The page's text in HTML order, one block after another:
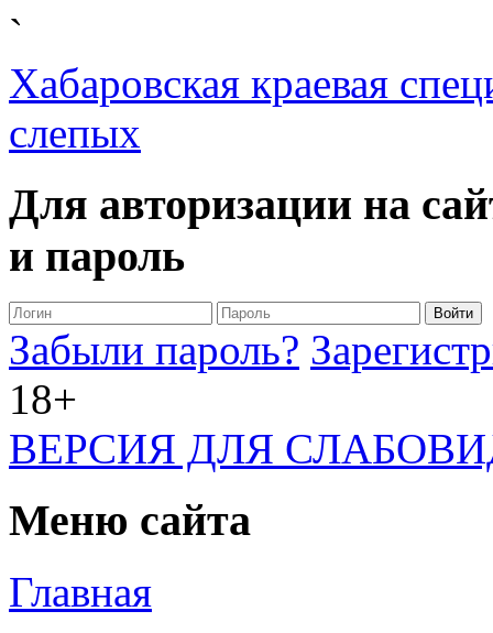
`
Хабаровская краевая
слепых
Для авторизации на
и пароль
Забыли пароль?
18+
ВЕРСИЯ ДЛЯ
Меню сайта
Главная